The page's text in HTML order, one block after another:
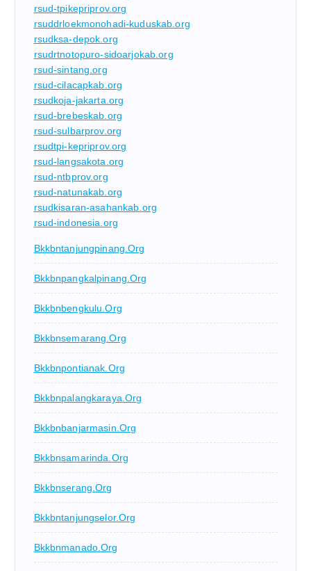
rsud-tpikepriprov.org
rsuddrloekmonohadi-kuduskab.org
rsudksa-depok.org
rsudrtnotopuro-sidoarjokab.org
rsud-sintang.org
rsud-cilacapkab.org
rsudkoja-jakarta.org
rsud-brebeskab.org
rsud-sulbarprov.org
rsudtpi-kepriprov.org
rsud-langsakota.org
rsud-ntbprov.org
rsud-natunakab.org
rsudkisaran-asahankab.org
rsud-indonesia.org
Bkkbntanjungpinang.org
Bkkbnpangkalpinang.org
Bkkbnbengkulu.org
Bkkbnsemarang.org
Bkkbnpontianak.org
Bkkbnpalangkaraya.org
Bkkbnbanjarmasin.org
Bkkbnsamarinda.org
Bkkbnserang.org
Bkkbntanjungselor.org
Bkkbnmanado.org